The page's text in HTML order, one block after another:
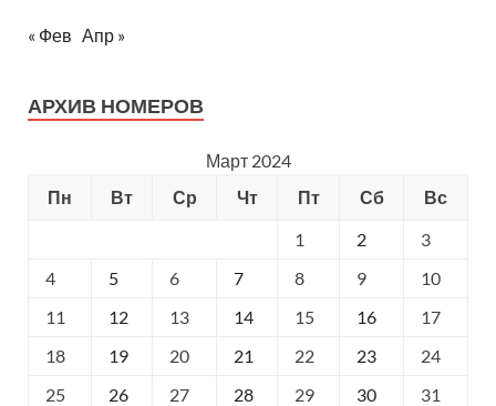
« Фев Апр »
АРХИВ НОМЕРОВ
Март 2024
Пн
Вт Ср Чт Пт Сб
Вс
1
2
3
4
5 6 7 8 9
10
11
12 13 14 15 16
17
18
19 20 21 22 23
24
25
26 27 28 29 30 31